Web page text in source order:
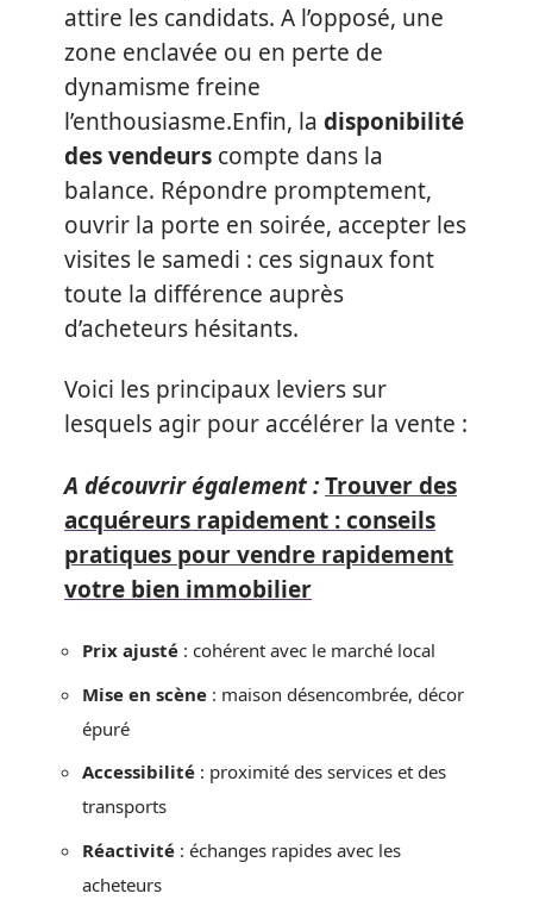
attire les candidats. A l’opposé, une
zone enclavée ou en perte de
dynamisme freine
l’enthousiasme.Enfin, la disponibilité
des vendeurs compte dans la
balance. Répondre promptement,
ouvrir la porte en soirée, accepter les
visites le samedi : ces signaux font
toute la différence auprès
d’acheteurs hésitants.
Voici les principaux leviers sur
lesquels agir pour accélérer la vente :
A découvrir également :Trouver des
acquéreurs rapidement : conseils
pratiques pour vendre rapidement
votre bien immobilier
Prix ajusté : cohérent avec le marché local
Mise en scène : maison désencombrée, décor
épuré
Accessibilité : proximité des services et des
transports
Réactivité : échanges rapides avec les
acheteurs